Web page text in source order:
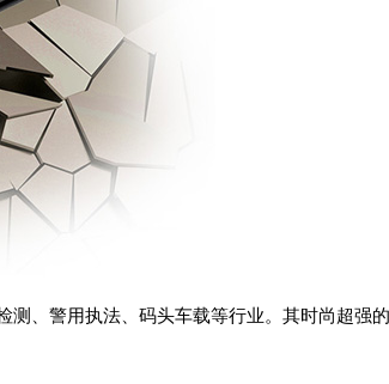
、警用执法、码头车载等行业。其时尚超强